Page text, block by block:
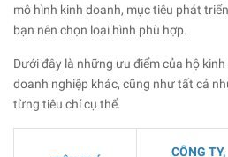
mô hình kinh doanh, mục tiêu phát
bạn nên chọn loại hình phù hợp.
Dưới đây là những ưu điểm của hộ
doanh nghiệp khác, cũng như tất cả
từng tiêu chí cụ thể.
CÔNG TY,